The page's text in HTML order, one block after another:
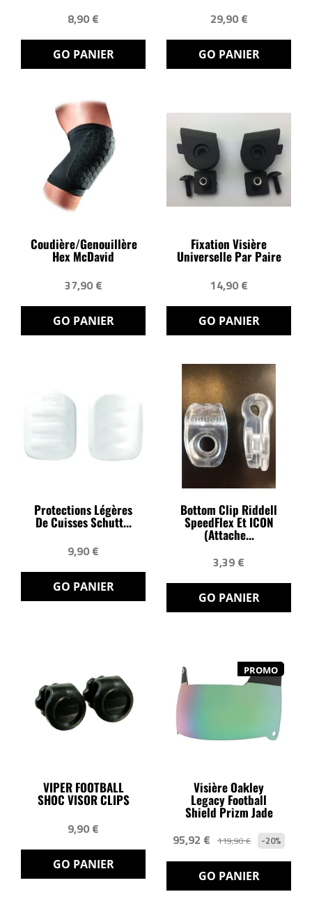
8,90 €
GO PANIER
29,90 €
GO PANIER
Coudière/Genouillère
Hex McDavid
37,90 €
GO PANIER
Fixation Visière
Universelle Par Paire
14,90 €
GO PANIER
Protections Légères
De Cuisses Schutt...
9,90 €
GO PANIER
Bottom Clip Riddell
SpeedFlex Et ICON
(attache...
3,39 €
GO PANIER
VIPER FOOTBALL
SHOC VISOR CLIPS
9,90 €
GO PANIER
PROMO
Visière Oakley
Legacy Football
Shield Prizm Jade
95,92 € 119,90 € -20%
GO PANIER